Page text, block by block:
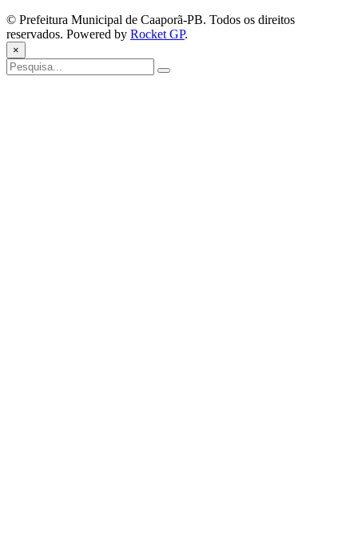
© Prefeitura Municipal de Caaporã-PB. Todos os direitos
reservados. Powered by Rocket GP.
×